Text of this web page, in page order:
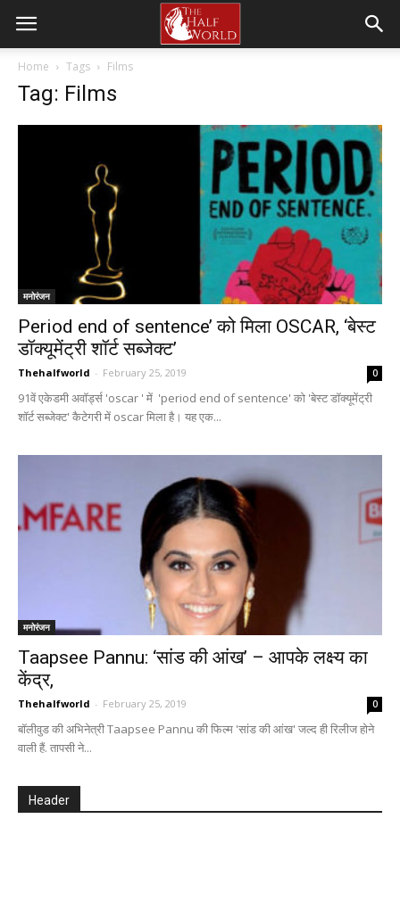
Home Tags Films
Tag: Films
मनोरंजन
Period end of sentence’ को मिला OSCAR, ‘बेस्ट
डॉक्यूमेंट्री शॉर्ट सब्जेक्ट’
Thehalfworld - February 25, 2019 0
91वें एकेडमी अवॉर्ड्स 'oscar ' में 'period end of sentence' को 'बेस्ट डॉक्यूमेंट्री
शॉर्ट सब्जेक्ट' कैटेगरी में oscar मिला है। यह एक...
मनोरंजन
Taapsee Pannu: ‘सांड की आंख’ – आपके लक्ष्य का
केंद्र,
Thehalfworld - February 25, 2019 0
बॉलीवुड की अभिनेत्री Taapsee Pannu की फिल्म 'सांड की आंख' जल्द ही रिलीज होने
वाली हैं. तापसी ने...
Header